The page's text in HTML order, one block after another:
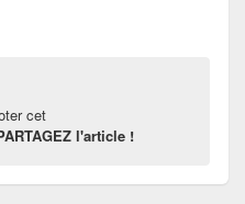
cet
l'article !